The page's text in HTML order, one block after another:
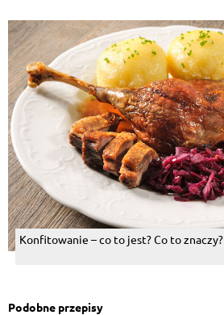
Konfitowanie – co to jest? Co to znaczy?
Podobne przepisy